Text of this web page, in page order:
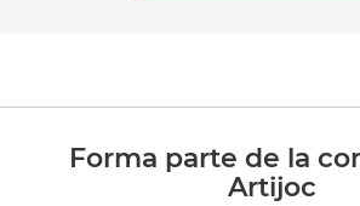
Forma parte de la
Artijoc